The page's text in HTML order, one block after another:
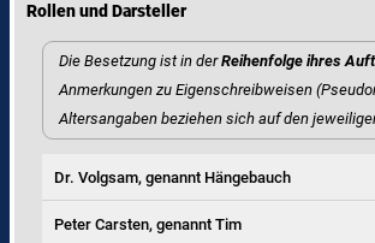
Rollen und Darsteller
Die Besetzung ist in derReihenfolge ihres
Anmerkungen zu Eigenschreibweisen
Altersangaben beziehen sich auf den
Dr. Volgsam, genannt Hängebauch
Peter Carsten, genannt Tim